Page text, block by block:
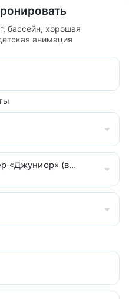
бассейн, хорошая
анимация
«Джуниор» (вид на гору